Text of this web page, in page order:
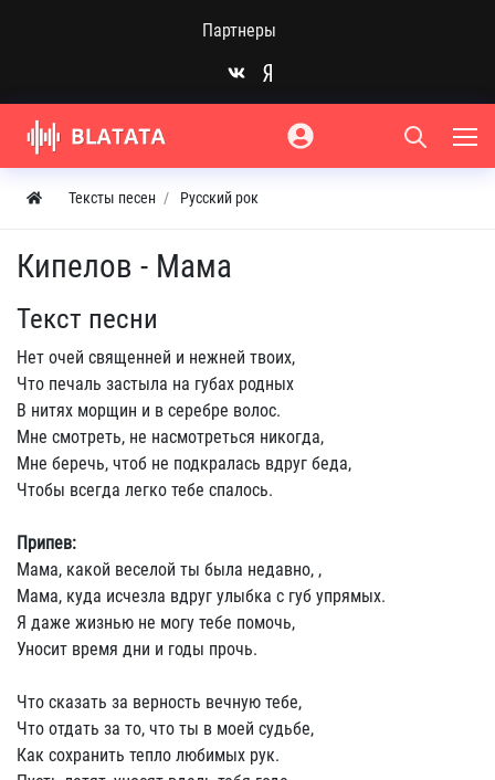
Партнеры
Тексты песен Русский рок
Кипелов - Мама
Текст песни
Нет очей священней и нежней твоих,
Что печаль застыла на губах родных
В нитях морщин и в серебре волос.
Мне смотреть, не насмотреться никогда,
Мне беречь, чтоб не подкралась вдруг беда,
Чтобы всегда легко тебе спалось.
Припев:
Мама, какой веселой ты была недавно, ,
Мама, куда исчезла вдруг улыбка с губ упрямых.
Я даже жизнью не могу тебе помочь,
Уносит время дни и годы прочь.
Что сказать за верность вечную тебе,
Что отдать за то, что ты в моей судьбе,
Как сохранить тепло любимых рук.